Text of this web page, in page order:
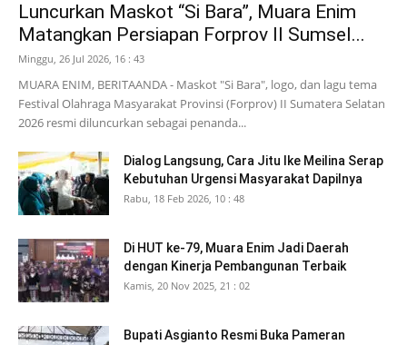
Luncurkan Maskot “Si Bara”, Muara Enim
Matangkan Persiapan Forprov II Sumsel...
Minggu, 26 Jul 2026, 16 : 43
MUARA ENIM, BERITAANDA - Maskot "Si Bara", logo, dan lagu tema
Festival Olahraga Masyarakat Provinsi (Forprov) II Sumatera Selatan
2026 resmi diluncurkan sebagai penanda...
Dialog Langsung, Cara Jitu Ike Meilina Serap
Kebutuhan Urgensi Masyarakat Dapilnya
Rabu, 18 Feb 2026, 10 : 48
Di HUT ke-79, Muara Enim Jadi Daerah
dengan Kinerja Pembangunan Terbaik
Kamis, 20 Nov 2025, 21 : 02
Bupati Asgianto Resmi Buka Pameran